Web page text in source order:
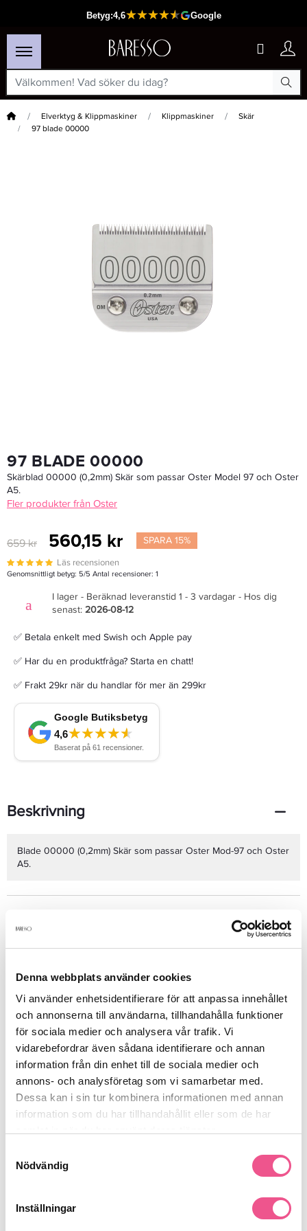
Denna webbplats använder cookies
Vi använder enhetsidentifierare för att anpassa innehållet
och annonserna till användarna, tillhandahålla funktioner
för sociala medier och analysera vår trafik. Vi
vidarebefordrar även sådana identifierare och annan
information från din enhet till de sociala medier och
annons- och analysföretag som vi samarbetar med.
Dessa kan i sin tur kombinera informationen med annan
information som du har tillhandahållit eller som de har
Nödvändig
Inställningar
Hem Elverktyg & Klippmaskiner Klippmaskiner
Skär
97 blade 00000
Redken Shave Foam 200ml
97 BLADE 00000
Skärblad 00000 (0,2mm) Skär som passar Oster Model 97 och Oster
A5.
Fler produkter från Oster
659 kr 560,15 kr SPARA 15%
Läs recensionen
Genomsnittligt betyg: 5/5 Antal recensioner: 1
I lager - Beräknad leveranstid 1 - 3 vardagar - Hos dig
senast: 2026-08-12
✅ Betala enkelt med Swish och Apple pay
✅ Har du en produktfråga? Starta en chatt!
✅ Frakt 29kr när du handlar för mer än 299kr
Beskrivning
Blade 00000 (0,2mm) Skär som passar Oster Mod-97 och Oster
A5.
Finns i:
Klippmaskiner
Klippmaskiner
Elverktyg & Klippmaskiner